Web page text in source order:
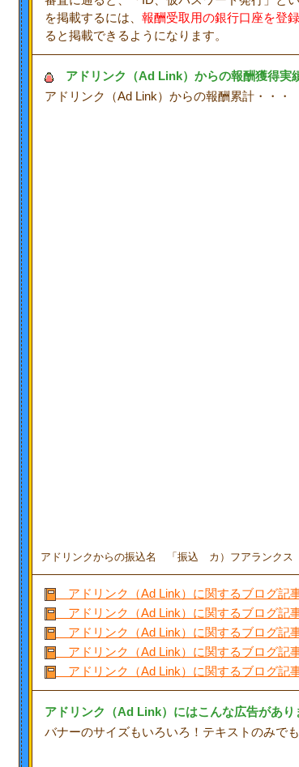
を掲載するには、 報酬受取用の銀行口座を登録
ると掲載できるようになります。
アドリンク（Ad Link）からの報酬獲得実
アドリンク（Ad Link）からの報酬累計・・・
アドリンクからの振込名 「振込 カ）フアランクス
アドリンク（Ad Link）に関するブログ
アドリンク（Ad Link）に関するブログ
アドリンク（Ad Link）に関するブログ
アドリンク（Ad Link）に関するブログ
アドリンク（Ad Link）に関するブログ
アドリンク（Ad Link）にはこんな広告があり
バナーのサイズもいろいろ！テキストのみで